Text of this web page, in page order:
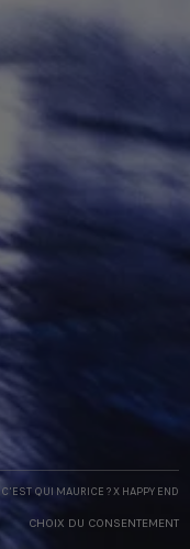
C'EST QUI MAURICE ? X HAPPY END
CHOIX DU CONSENTEMENT